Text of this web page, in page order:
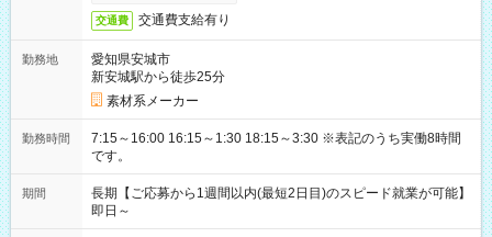
交通費 交通費支給有り
勤務地
愛知県安城市
新安城駅から徒歩25分
素材系メーカー
勤務時間
7:15～16:00 16:15～1:30 18:15～3:30 ※表記のうち実働8時間
です。
期間
長期【ご応募から1週間以内(最短2日目)のスピード就業が可能】
即日～